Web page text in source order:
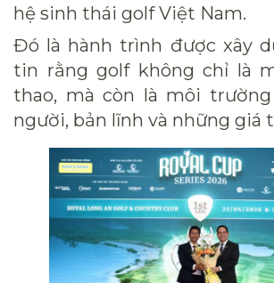
hệ sinh thái golf Việt Nam.
Đó là hành trình được xây
tin rằng golf không chỉ là
thao, mà còn là môi
người, bản lĩnh và những giá